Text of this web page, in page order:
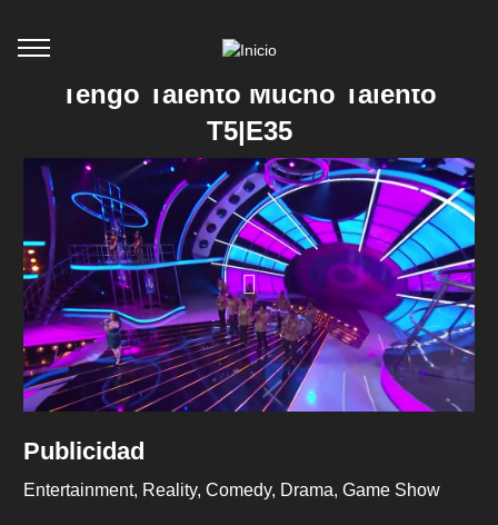
Tengo Talento Mucho Talento
T5|E35
Publicidad
Entertainment Reality Comedy Drama Game Show